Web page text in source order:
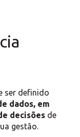
ser definido
dados, em
decisões de
gestão.